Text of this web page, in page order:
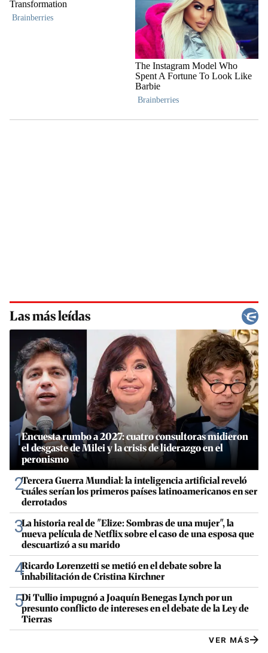
Las más leídas
1Encuesta rumbo a 2027: cuatro consultoras midieron
el desgaste de Milei y la crisis de liderazgo en el
peronismo
2Tercera Guerra Mundial: la inteligencia artificial reveló
cuáles serían los primeros países latinoamericanos en ser
derrotados
3La historia real de "Elize: Sombras de una mujer", la
nueva película de Netflix sobre el caso de una esposa que
descuartizó a su marido
4Ricardo Lorenzetti se metió en el debate sobre la
inhabilitación de Cristina Kirchner
5Di Tullio impugnó a Joaquín Benegas Lynch por un
presunto conflicto de intereses en el debate de la Ley de
Tierras
VER MÁS